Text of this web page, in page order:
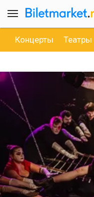
Концерты Театры